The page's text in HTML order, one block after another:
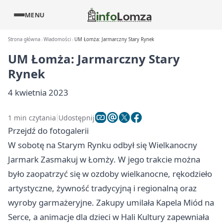
MENU
Strona główna Wiadomości UM Łomża: Jarmarczny Stary Rynek
UM Łomża: Jarmarczny Stary
Rynek
4 kwietnia 2023
1 min czytania Udostępnij
Przejdź do fotogalerii
W sobotę na Starym Rynku odbył się Wielkanocny
Jarmark Zasmakuj w Łomży. W jego trakcie można
było zaopatrzyć się w ozdoby wielkanocne, rękodzieło
artystyczne, żywność tradycyjną i regionalną oraz
wyroby garmażeryjne. Zakupy umilała Kapela Miód na
Serce, a animacje dla dzieci w Hali Kultury zapewniała